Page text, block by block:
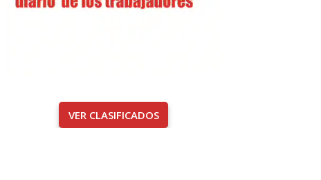
VER CLASIFICADOS